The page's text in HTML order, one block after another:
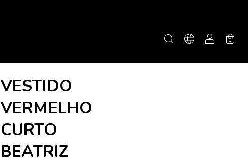
0
VESTIDO
VERMELHO
CURTO
BEATRIZ